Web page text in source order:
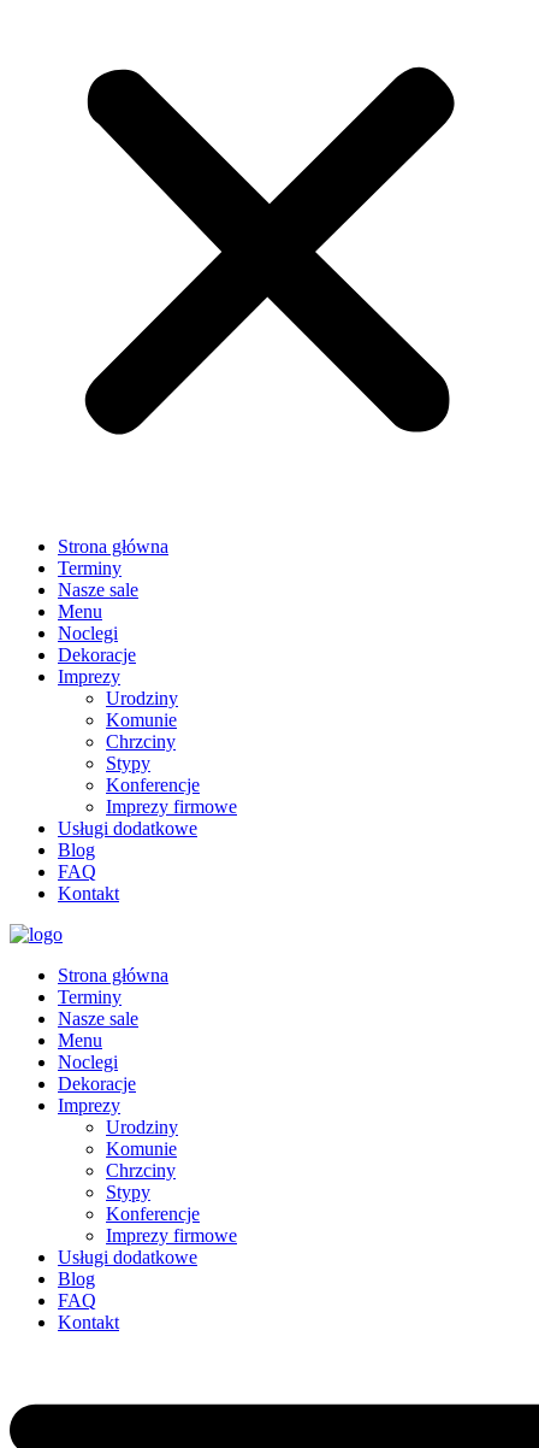
Strona główna
Terminy
Nasze sale
Menu
Noclegi
Dekoracje
Imprezy
Urodziny
Komunie
Chrzciny
Stypy
Konferencje
Imprezy firmowe
Usługi dodatkowe
Blog
FAQ
Kontakt
Strona główna
Terminy
Nasze sale
Menu
Noclegi
Dekoracje
Imprezy
Urodziny
Komunie
Chrzciny
Stypy
Konferencje
Imprezy firmowe
Usługi dodatkowe
Blog
FAQ
Kontakt